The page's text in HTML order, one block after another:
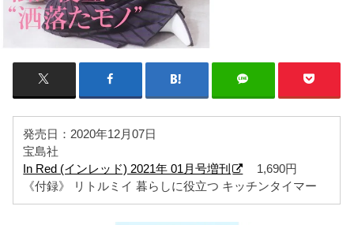
発売日：2020年12月07日
宝島社
In Red (インレッド) 2021年 01月号増刊
1,690円
《付録》 リトルミイ 暮らしに役立つ キッチンタイマー